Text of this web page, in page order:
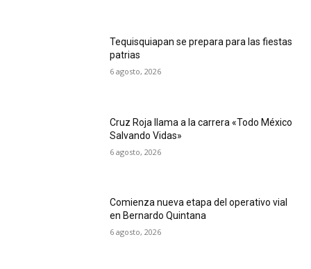
Tequisquiapan se prepara para las fiestas
patrias
6 agosto, 2026
Cruz Roja llama a la carrera «Todo México
Salvando Vidas»
6 agosto, 2026
Comienza nueva etapa del operativo vial
en Bernardo Quintana
6 agosto, 2026